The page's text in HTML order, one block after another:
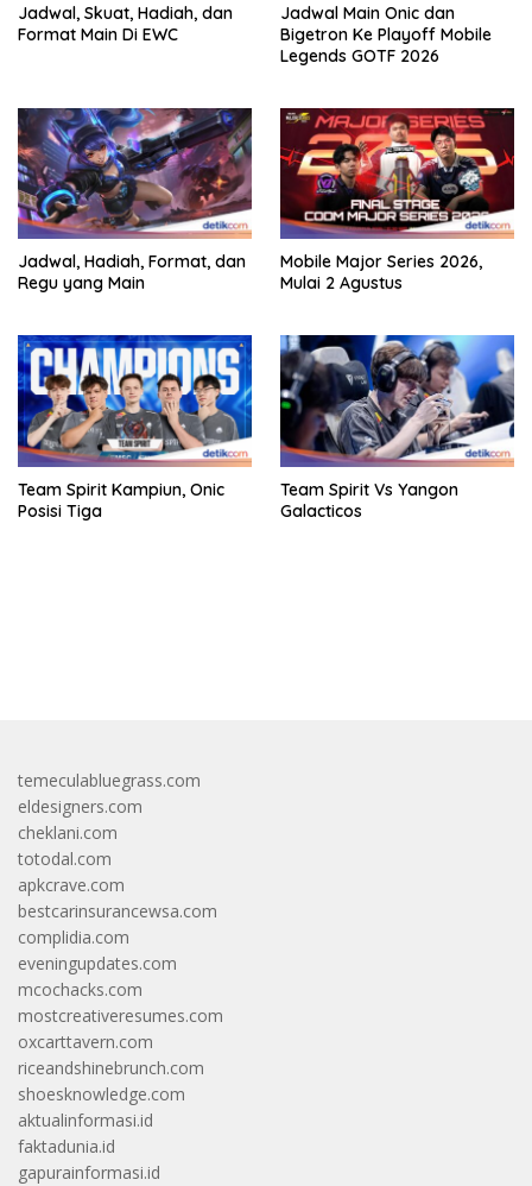
Jadwal, Skuat, Hadiah, dan
Format Main Di EWC
Jadwal Main Onic dan
Bigetron Ke Playoff Mobile
Legends GOTF 2026
Jadwal, Hadiah, Format, dan
Regu yang Main
Mobile Major Series 2026,
Mulai 2 Agustus
Team Spirit Kampiun, Onic
Posisi Tiga
Team Spirit Vs Yangon
Galacticos
temeculabluegrass.com
eldesigners.com
cheklani.com
totodal.com
apkcrave.com
bestcarinsurancewsa.com
complidia.com
eveningupdates.com
mcochacks.com
mostcreativeresumes.com
oxcarttavern.com
riceandshinebrunch.com
shoesknowledge.com
aktualinformasi.id
faktadunia.id
gapurainformasi.id